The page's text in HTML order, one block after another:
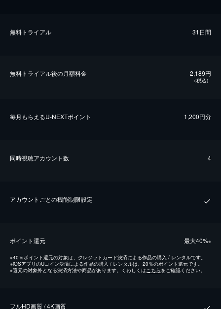
無料トライアル 31日間
無料トライアル後の⽉額料金 2,189円
（税込）
毎⽉もらえるU-NEXTポイント 1,200円分
同時視聴アカウント数 4
アカウントごとの機能制限設定
ポイント還元 最⼤40%※
※40％ポイント還元の対象は、クレジットカード決済による作品の購入 / レンタルです。
※iOSアプリのUコイン決済による作品の購入 / レンタルは、20％のポイント還元です。
※還元の対象外となる決済方法や商品があります。くわしくはこちらをご確認ください。
フルHD画質 / 4K画質